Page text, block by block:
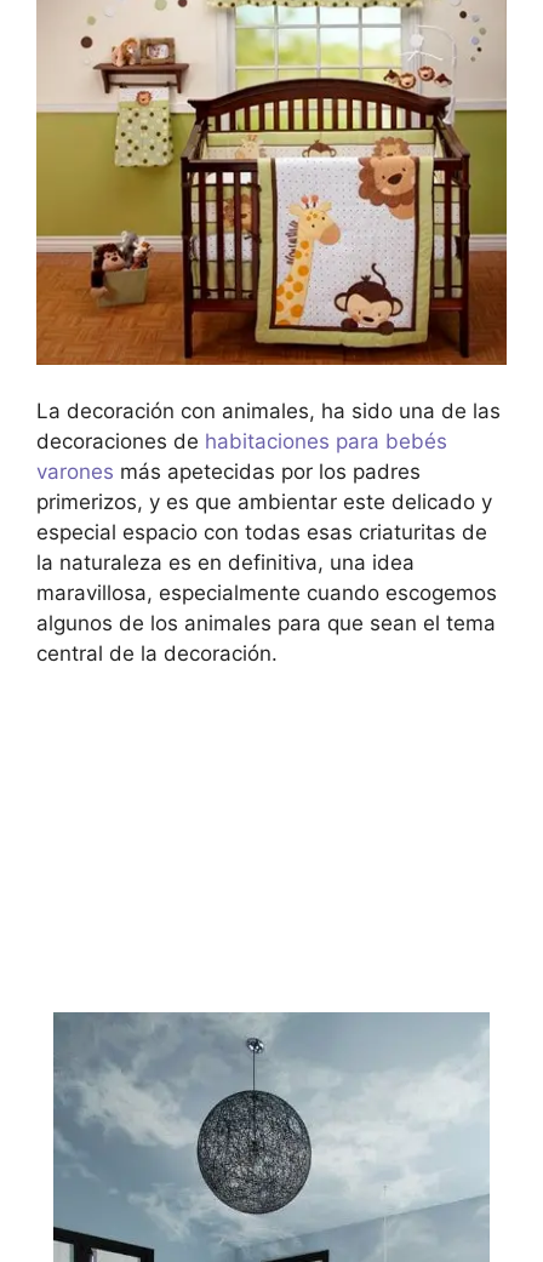
La decoración con animales, ha sido una de las
decoraciones de habitaciones para bebés
varones más apetecidas por los padres
primerizos, y es que ambientar este delicado y
especial espacio con todas esas criaturitas de
la naturaleza es en definitiva, una idea
maravillosa, especialmente cuando escogemos
algunos de los animales para que sean el tema
central de la decoración.